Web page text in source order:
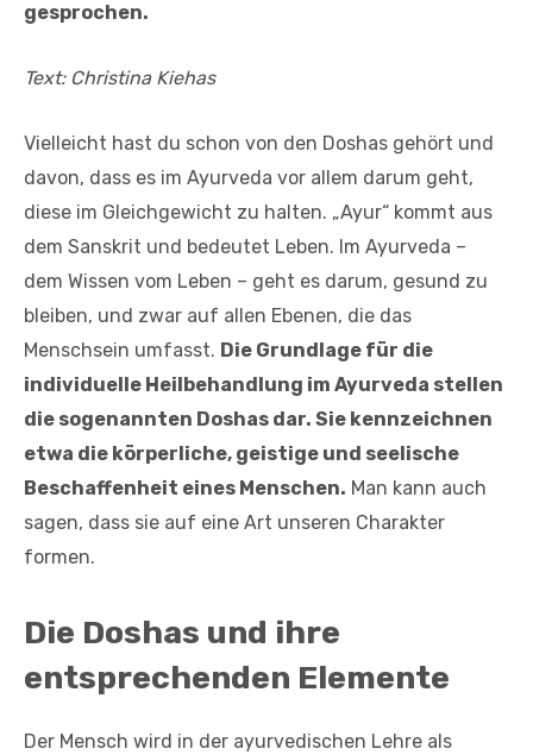
gesprochen.
Text: Christina Kiehas
Vielleicht hast du schon von den Doshas gehört und
davon, dass es im Ayurveda vor allem darum geht,
diese im Gleichgewicht zu halten. „Ayur“ kommt aus
dem Sanskrit und bedeutet Leben. Im Ayurveda –
dem Wissen vom Leben – geht es darum, gesund zu
bleiben, und zwar auf allen Ebenen, die das
Menschsein umfasst. Die Grundlage für die
individuelle Heilbehandlung im Ayurveda stellen
die sogenannten Doshas dar. Sie kennzeichnen
etwa die körperliche, geistige und seelische
Beschaffenheit eines Menschen. Man kann auch
sagen, dass sie auf eine Art unseren Charakter
formen.
Die Doshas und ihre
entsprechenden Elemente
Der Mensch wird in der ayurvedischen Lehre als